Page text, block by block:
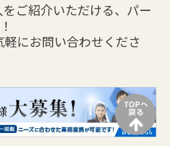
ご紹介いただける、パー
にお問い合わせくださ